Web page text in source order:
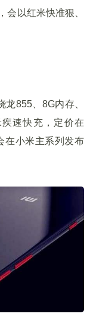
会以红米快准狠、
855、8G内存、
速快充，定价在
在小米主系列发布